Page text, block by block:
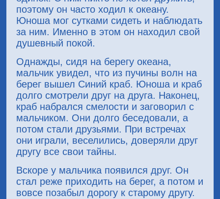
поэтому он часто ходил к океану.
Юноша мог сутками сидеть и наблюдать
за ним. Именно в этом он находил свой
душевный покой.
Однажды, сидя на берегу океана,
мальчик увидел, что из пучины волн на
берег вышел Синий краб. Юноша и краб
долго смотрели друг на друга. Наконец,
краб набрался смелости и заговорил с
мальчиком. Они долго беседовали, а
потом стали друзьями. При встречах
они играли, веселились, доверяли друг
другу все свои тайны.
Вскоре у мальчика появился друг. Он
стал реже приходить на берег, а потом и
вовсе позабыл дорогу к старому другу.